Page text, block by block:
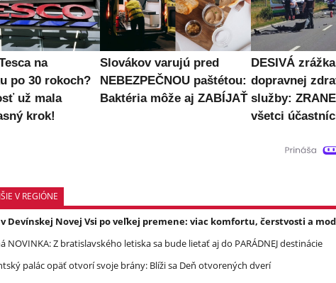
na
po 30 rokoch?
už mala
krok!
Slovákov varujú pred
NEBEZPEČNOU paštétou:
Baktéria môže aj ZABÍJAŤ
DESIVÁ
dopravnej
služby:
všetci
V REGIÓNE
v Devínskej Novej Vsi po veľkej premene: viac komfortu, čerstvosti a
NOVINKA: Z bratislavského letiska sa bude lietať aj do PARÁDNEJ destinácie
palác opäť otvorí svoje brány: Blíži sa Deň otvorených dverí